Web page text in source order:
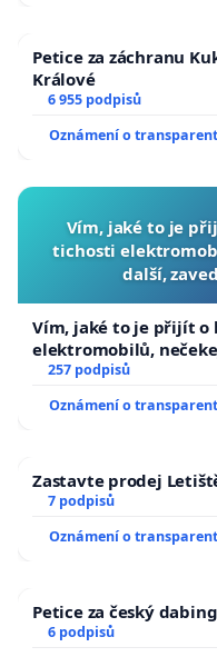
Petice za záchranu
Králové
6 955 podpisů
Oznámení o
Vím, jaké to je
tichosti
další,
Vím, jaké to je přijít o
elektromobilů,
zaveďme slyšitelná
257 podpisů
Oznámení o
Zastavte prodej
7 podpisů
Oznámení o
Petice za český
6 podpisů